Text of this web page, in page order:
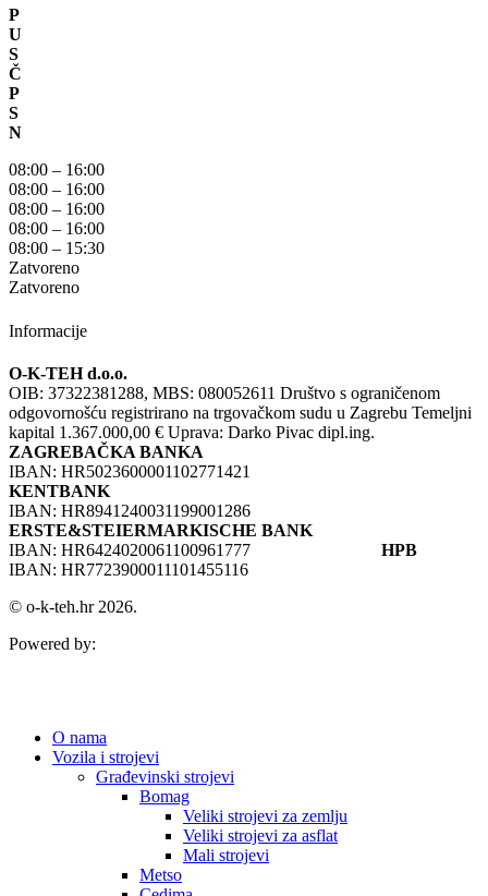
P
U
S
Č
P
S
N
08:00 – 16:00
08:00 – 16:00
08:00 – 16:00
08:00 – 16:00
08:00 – 15:30
Zatvoreno
Zatvoreno
Informacije
O-K-TEH d.o.o.
OIB: 37322381288, MBS: 080052611 Društvo s ograničenom
odgovornošću registrirano na trgovačkom sudu u Zagrebu Temeljni
kapital 1.367.000,00 € Uprava: Darko Pivac dipl.ing.
ZAGREBAČKA BANKA
IBAN: HR5023600001102771421
KENTBANK
IBAN: HR8941240031199001286
ERSTE&STEIERMARKISCHE BANK
IBAN: HR6424020061100961777 HPB
IBAN: HR7723900011101455116
© o-k-teh.hr 2026.
Powered by:
O nama
Vozila i strojevi
Građevinski strojevi
Bomag
Veliki strojevi za zemlju
Veliki strojevi za asflat
Mali strojevi
Metso